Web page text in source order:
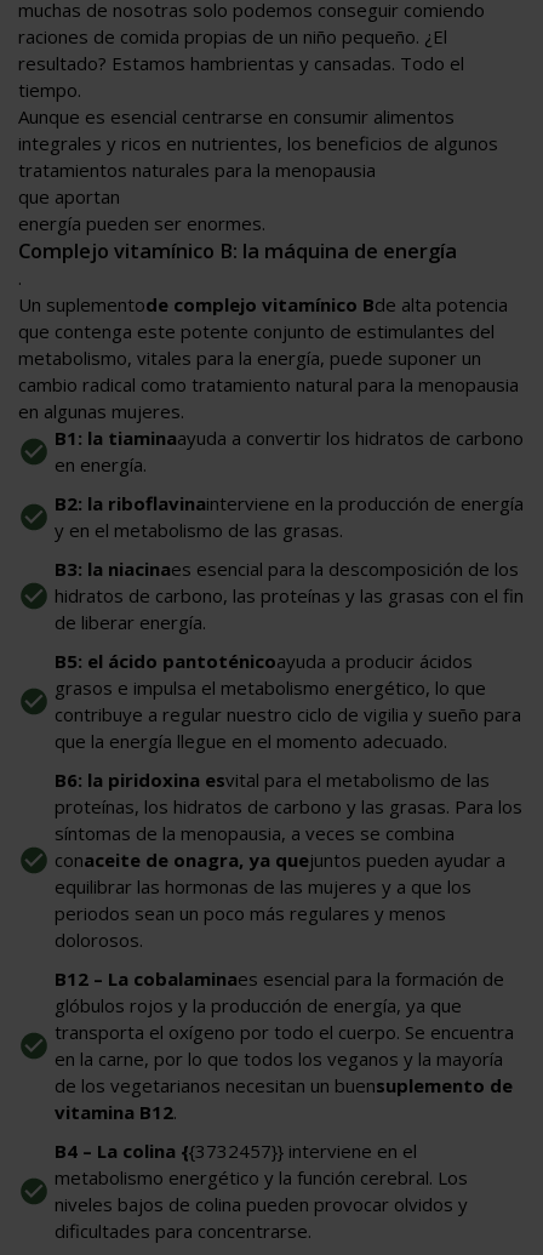
muchas de nosotras solo podemos conseguir comiendo
raciones de comida propias de un niño pequeño. ¿El
resultado? Estamos hambrientas y cansadas. Todo el
tiempo.
Aunque es esencial centrarse en consumir alimentos
integrales y ricos en nutrientes, los beneficios de algunos
tratamientos naturales para la menopausia
que aportan
energía pueden ser enormes.
Complejo vitamínico B: la máquina de energía
.
Un suplementode complejo vitamínico Bde alta potencia
que contenga este potente conjunto de estimulantes del
metabolismo, vitales para la energía, puede suponer un
cambio radical como tratamiento natural para la menopausia
en algunas mujeres.
B1: la tiaminaayuda a convertir los hidratos de carbono
en energía.
B2: la riboflavinainterviene en la producción de energía
y en el metabolismo de las grasas.
B3: la niacinaes esencial para la descomposición de los
hidratos de carbono, las proteínas y las grasas con el fin
de liberar energía.
B5: el ácido pantoténicoayuda a producir ácidos
grasos e impulsa el metabolismo energético, lo que
contribuye a regular nuestro ciclo de vigilia y sueño para
que la energía llegue en el momento adecuado.
B6: la piridoxina esvital para el metabolismo de las
proteínas, los hidratos de carbono y las grasas. Para los
síntomas de la menopausia, a veces se combina
conaceite de onagra, ya quejuntos pueden ayudar a
equilibrar las hormonas de las mujeres y a que los
periodos sean un poco más regulares y menos
dolorosos.
B12 – La cobalaminaes esencial para la formación de
glóbulos rojos y la producción de energía, ya que
transporta el oxígeno por todo el cuerpo. Se encuentra
en la carne, por lo que todos los veganos y la mayoría
de los vegetarianos necesitan un buensuplemento de
vitamina B12.
B4 – La colina {{3732457}} interviene en el
metabolismo energético y la función cerebral. Los
niveles bajos de colina pueden provocar olvidos y
dificultades para concentrarse.